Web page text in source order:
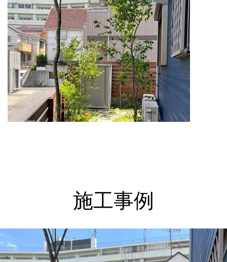
上記をクリックしてください。
神奈川県横浜市 外構・ガーデンリフォームで使い勝手
良く お気に入りの場所に ビフォーアフター Ｓ様邸
施工事例